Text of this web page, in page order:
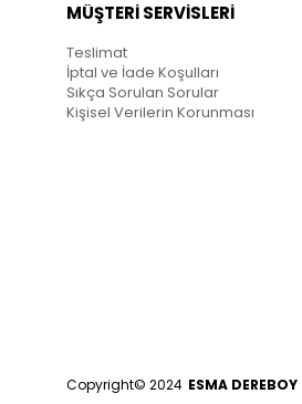
MÜŞTERİ SERVİSLERİ
Teslimat
İptal ve İade Koşulları
Sıkça Sorulan Sorular
Kişisel Verilerin Korunması
Copyright© 2024 ESMA DEREBOY